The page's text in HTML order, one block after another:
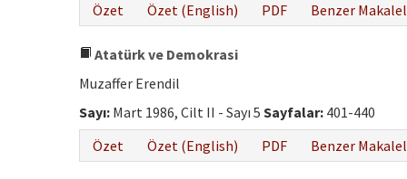
Özet
Özet (English) PDF Benzer
Atatürk ve Demokrasi
Muzaffer Erendil
Sayı: Mart 1986, Cilt II - Sayı 5 Sayfalar: 401-440
Özet
Özet (English) PDF Benzer